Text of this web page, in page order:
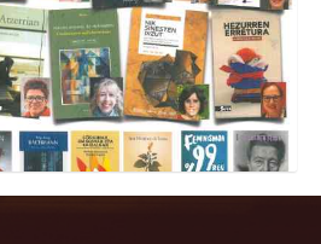
,Produktuak,Denda kanpotik,
Nobedadeak